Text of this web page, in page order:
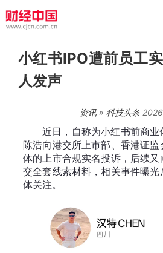
小红书IPO遭前员工
人发声
资讯» 科技头条
近日，自称为小红书前商
陈浩向港交所上市部、香港证
体的上市合规实名投诉，后续
交全套线索材料，相关事件曝
体关注。